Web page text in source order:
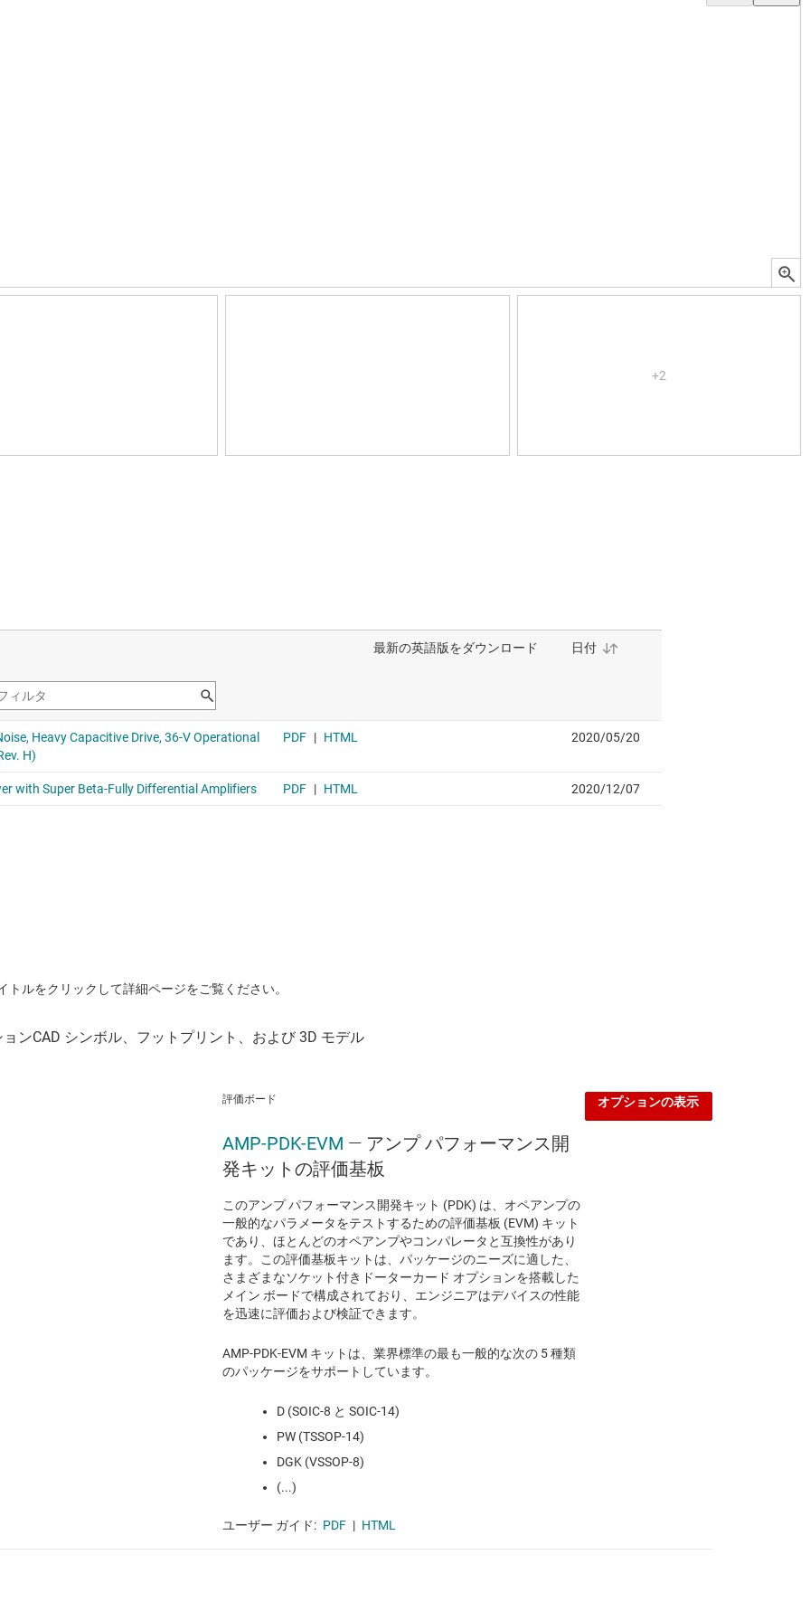
ルをクリックして詳細ページをご覧ください。
評価ボード
AMP-PDK-EVM — アンプ パフォーマンス開
発キットの評価基板
このアンプ パフォーマンス開発キット (PDK) は、オペアンプの
一般的なパラメータをテストするための評価基板 (EVM) キット
であり、ほとんどのオペアンプやコンパレータと互換性があり
ます。この評価基板キットは、パッケージのニーズに適した、
さまざまなソケット付きドーターカード オプションを搭載した
メイン ボードで構成されており、エンジニアはデバイスの性能
を迅速に評価および検証できます。
AMP-PDK-EVM キットは、業界標準の最も一般的な次の 5 種類
のパッケージをサポートしています。
D (SOIC-8 と SOIC-14)
PW (TSSOP-14)
DGK (VSSOP-8)
(...)
ユーザー ガイド: PDF | HTML
オプションの表示